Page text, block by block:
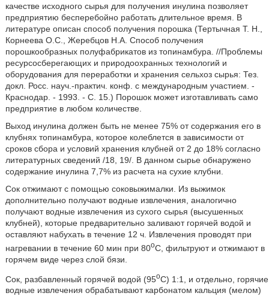
качестве исходного сырья для получения инулина позволяет
предприятию бесперебойно работать длительное время. В
литературе описан способ получения порошка (Тертычная Т. Н.,
Корнеева О.С., Жеребцов Н.А. Способ получения
порошкообразных полуфабрикатов из топинамбура. //Проблемы
ресурсосберегающих и природоохранных технологий и
оборудования для переработки и хранения сельхоз сырья: Тез.
докл. Росс. науч.-практич. конф. с международным участием. -
Краснодар. - 1993. - С. 15.) Порошок может изготавливать само
предприятие в любом количестве.
Выход инулина должен быть не менее 75% от содержания его в
клубнях топинамбура, которое колеблется в зависимости от
сроков сбора и условий хранения клубней от 2 до 18% согласно
литературных сведений /18, 19/. В данном сырье обнаружено
содержание инулина 7,7% из расчета на сухие клубни.
Сок отжимают с помощью соковыжималки. Из выжимок
дополнительно получают водные извлечения, аналогично
получают водные извлечения из сухого сырья (высушенных
клубней), которые предварительно заливают горячей водой и
оставляют набухать в течение 12 ч. Извлечения проводят при
нагревании в течение 60 мин при 80oC, фильтруют и отжимают в
горячем виде через слой бязи.
Сок, разбавленный горячей водой (95oC) 1:1, и отдельно, горячие
водные извлечения обрабатывают карбонатом кальция (мелом)